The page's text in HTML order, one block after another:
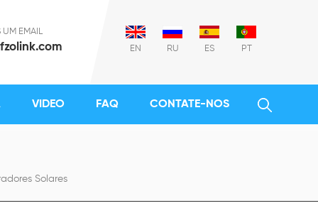
EN RU ES PT
EMAIL
VIDEO FAQ CONTATE-NOS
Solares